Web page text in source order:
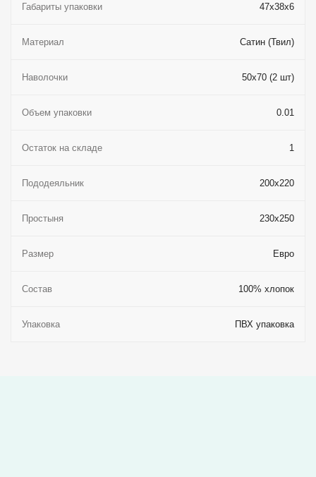
Габариты упаковки 47x38x6
Материал Сатин (Твил)
Наволочки 50x70 (2 шт)
Объем упаковки 0.01
Остаток на складе 1
Пододеяльник 200x220
Простыня 230x250
Размер Евро
Состав 100% хлопок
Упаковка ПВХ упаковка